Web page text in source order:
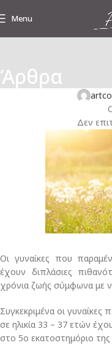
Menu
Άρθρα
Η παρατεταμένη
Δεν
Οι γυναίκες που
έχουν διπλάσιες
χρόνια ζωής σύμφωνα με
Συγκεκριμένα οι
σε ηλικία 33 – 37 ετών
στο 5ο εκατοστημόριο